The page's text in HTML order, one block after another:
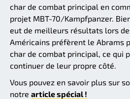
char de combat principal en
projet MBT-70/Kampfpanzer.
eut de meilleurs résultats lors
Américains préfèrent le Abrams
char de combat principal, ce qui
continuer de leur propre côté.
Vous pouvez en savoir plus sur
notre article spécial !